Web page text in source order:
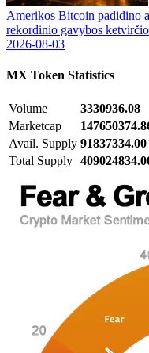
Amerikos Bitcoin padidino
rekordinio gavybos ketvirčio
2026-08-03
MX Token Statistics
Volume
3330936.08
Marketcap
Avail. Supply 91837334.00
Total Supply